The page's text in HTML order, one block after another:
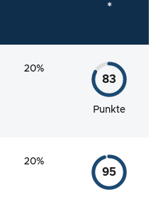
*
20%
83
Punkte
20%
95